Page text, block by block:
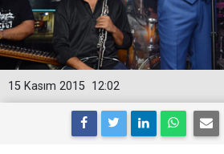
12:02
15 Kasım 2015